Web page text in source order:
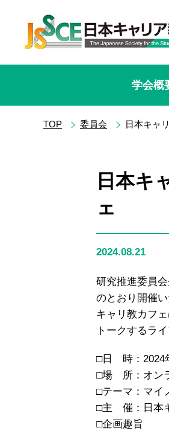
学会概
TOP 委員会 日本キャ
日本キ
ェ
2024.08.21
研究推進委員
のとおり開催
キャリ教カフ
トークするラ
□日 時：2024
□場 所：オン
□テーマ：マイ
□主 催：日本
□企画趣旨